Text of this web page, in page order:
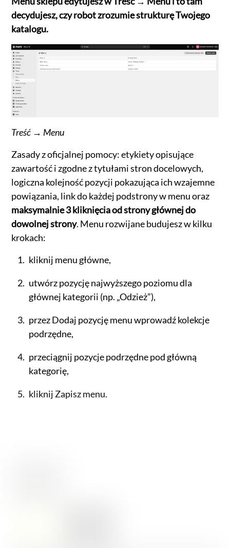
decydujesz, czy robot zrozumie strukturę Twojego
katalogu.
Treść → Menu
Zasady z oficjalnej pomocy: etykiety opisujące
zawartość i zgodne z tytułami stron docelowych,
logiczna kolejność pozycji pokazująca ich wzajemne
powiązania, link do każdej podstrony w menu oraz
maksymalnie 3 kliknięcia od strony głównej do
dowolnej strony. Menu rozwijane budujesz w kilku
krokach:
kliknij menu główne,
utwórz pozycję najwyższego poziomu dla
głównej kategorii (np. „Odzież”),
przez Dodaj pozycję menu wprowadź kolekcje
podrzędne,
przeciągnij pozycje podrzędne pod główną
kategorię,
kliknij Zapisz menu.